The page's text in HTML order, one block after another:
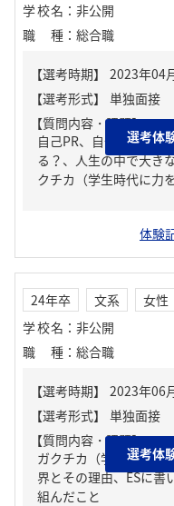
学校名 ： 非公開
職種 ： 総合職
【質問内容・課題】
自己PR、自分の強み/
る？、人生の中で大き
クチカ（学生時代に力
選考体
体験
24年卒 文系
女性
学校名 ： 非公開
職種 ： 総合職
【質問内容・課題】
ガクチカ（学生時代に
界とその理由、ESに書
組んだこと
選考体